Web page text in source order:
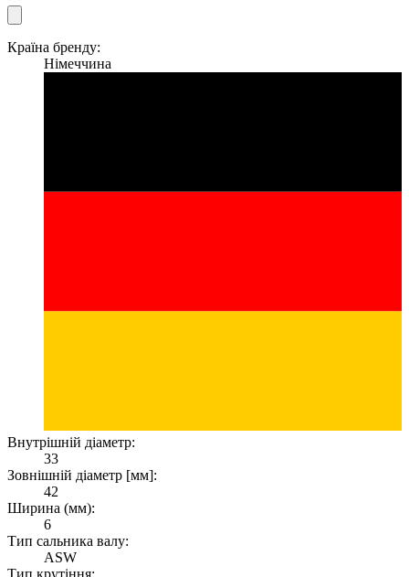
Країна бренду:
Німеччина
Внутрішній діаметр:
33
Зовнішній діаметр [мм]:
42
Ширина (мм):
6
Тип сальника валу:
ASW
Тип крутіння: